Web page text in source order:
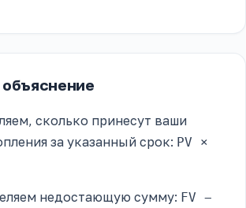
сколько принесут ваши
за указанный срок: PV ×
недостающую сумму: FV −